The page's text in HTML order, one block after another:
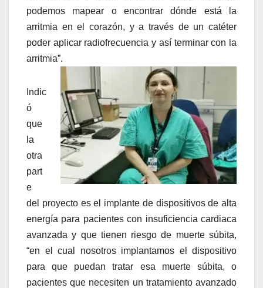
podemos mapear o encontrar dónde está la
arritmia en el corazón, y a través de un catéter
poder aplicar radiofrecuencia y así terminar con la
arritmia”.
Indic
ó
que
la
otra
part
e
del proyecto es el implante de dispositivos de alta
energía para pacientes con insuficiencia cardiaca
avanzada y que tienen riesgo de muerte súbita,
“en el cual nosotros implantamos el dispositivo
para que puedan tratar esa muerte súbita, o
pacientes que necesiten un tratamiento avanzado